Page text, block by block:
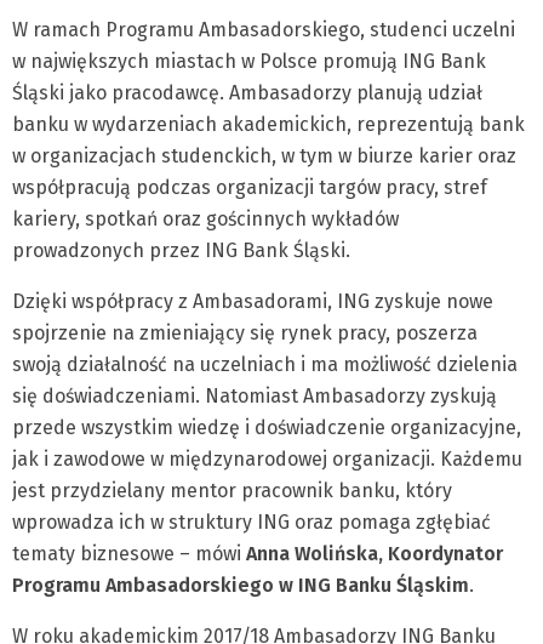
W ramach Programu Ambasadorskiego, studenci uczelni
w największych miastach w Polsce promują ING Bank
Śląski jako pracodawcę. Ambasadorzy planują udział
banku w wydarzeniach akademickich, reprezentują bank
w organizacjach studenckich, w tym w biurze karier oraz
współpracują podczas organizacji targów pracy, stref
kariery, spotkań oraz gościnnych wykładów
prowadzonych przez ING Bank Śląski.
Dzięki współpracy z Ambasadorami, ING zyskuje nowe
spojrzenie na zmieniający się rynek pracy, poszerza
swoją działalność na uczelniach i ma możliwość dzielenia
się doświadczeniami. Natomiast Ambasadorzy zyskują
przede wszystkim wiedzę i doświadczenie organizacyjne,
jak i zawodowe w międzynarodowej organizacji. Każdemu
jest przydzielany mentor pracownik banku, który
wprowadza ich w struktury ING oraz pomaga zgłębiać
tematy biznesowe – mówi Anna Wolińska, Koordynator
Programu Ambasadorskiego w ING Banku Śląskim.
W roku akademickim 2017/18 Ambasadorzy ING Banku